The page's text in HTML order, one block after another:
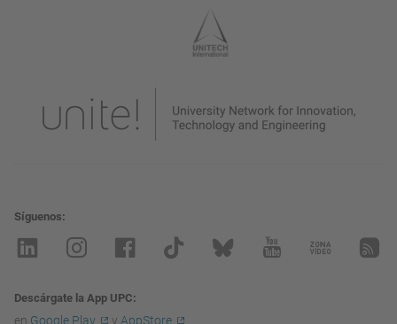
Síguenos
Descárgate la App UPC
en Google Play y AppStore